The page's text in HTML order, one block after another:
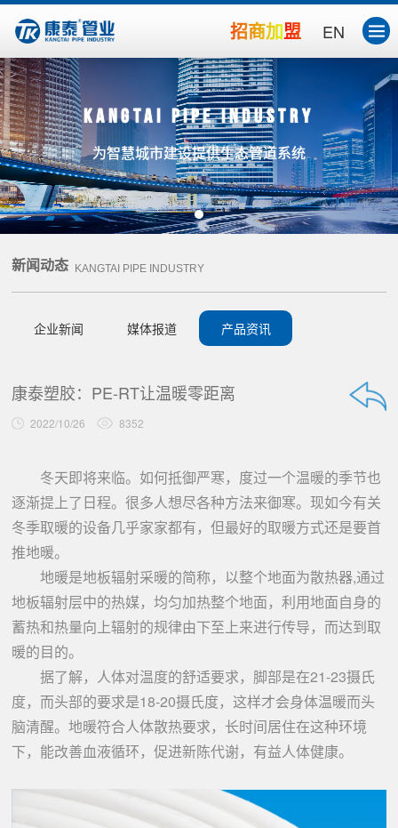
EN
招商加盟
Kangtai Pipe Industry
为智慧城市建设提供生态管道系统
新闻动态 KANGTAI PIPE INDUSTRY
企业新闻 媒体报道 产品资讯
康泰塑胶：PE-RT让温暖零距离
2022/10/26 8352
冬天即将来临。如何抵御严寒，度过一个温暖的季节也
逐渐提上了日程。很多人想尽各种方法来御寒。现如今有关
冬季取暖的设备几乎家家都有，但最好的取暖方式还是要首
推地暖。
地暖是地板辐射采暖的简称，以整个地面为散热器,通过
地板辐射层中的热媒，均匀加热整个地面，利用地面自身的
蓄热和热量向上辐射的规律由下至上来进行传导，而达到取
暖的目的。
据了解，人体对温度的舒适要求，脚部是在21-23摄氏
度，而头部的要求是18-20摄氏度，这样才会身体温暖而头
脑清醒。地暖符合人体散热要求，长时间居住在这种环境
下，能改善血液循环，促进新陈代谢，有益人体健康。